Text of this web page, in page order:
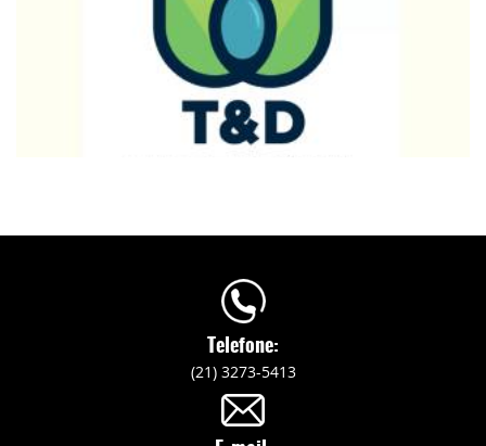
Telefone:
(21) 3273-5413